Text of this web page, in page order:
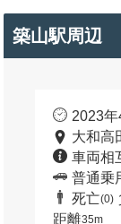
築山駅周辺
2023
大和高
車両相
普通乗
死亡(0)
距離35m